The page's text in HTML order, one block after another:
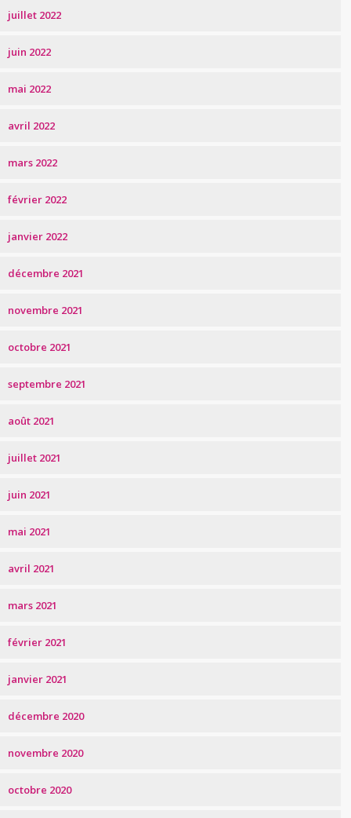
juillet 2022
juin 2022
mai 2022
avril 2022
mars 2022
février 2022
janvier 2022
décembre 2021
novembre 2021
octobre 2021
septembre 2021
août 2021
juillet 2021
juin 2021
mai 2021
avril 2021
mars 2021
février 2021
janvier 2021
décembre 2020
novembre 2020
octobre 2020